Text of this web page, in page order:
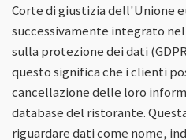
Corte di giustizia dell'Unione
successivamente integrato
sulla protezione dei dati
questo significa che i clienti
cancellazione delle loro
database del ristorante.
riguardare dati come nome,